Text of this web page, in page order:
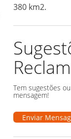
380 km2.
Tem sugestões
mensagem!
Enviar